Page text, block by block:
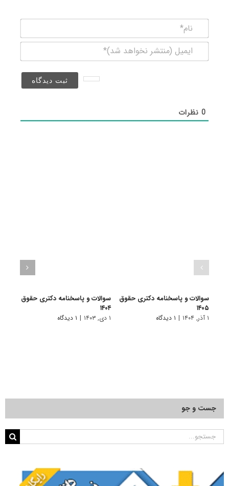
(منتشر
0نظرات
سوالات و پاسخنامه دکتری حقوق
۱۴۰۵
۱ آذر, ۱۴۰۴ | ۱ دیدگاه
سوالات و پاسخنامه دکتری حقوق
۱۴۰۴
۱ دی, ۱۴۰۳ | ۱ دیدگاه
جست و جو
جستجو